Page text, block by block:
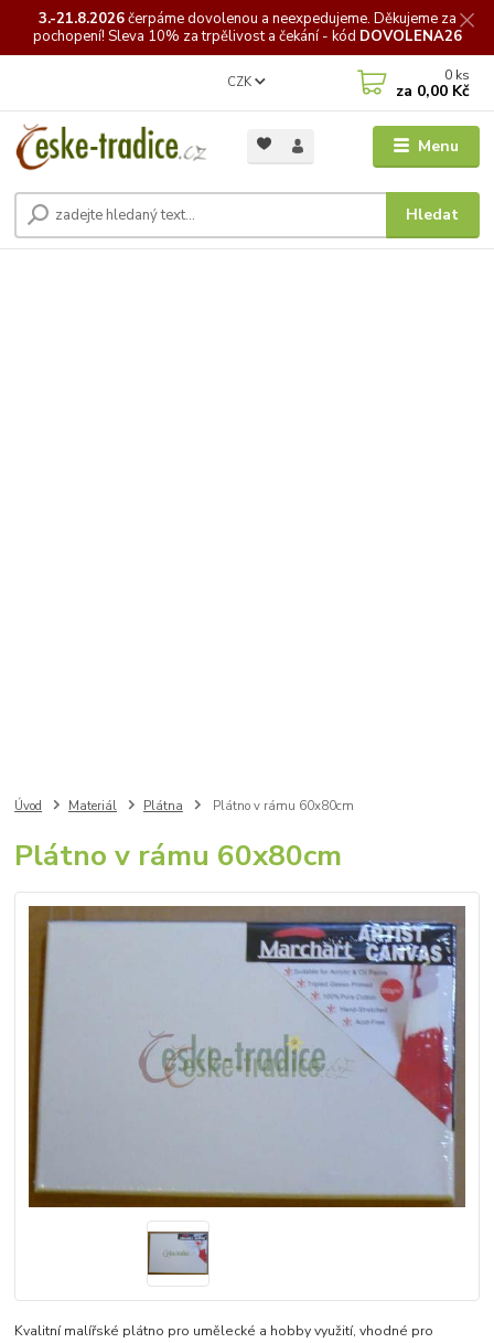
3.-21.8.2026čerpámedovolenou a neexpedujeme. Děkujeme za
pochopení! Sleva 10% za trpělivost a čekání - kód DOVOLENA26
Menu
CZK
Hledat
0 ks
za 0,00 Kč
Úvod Materiál Plátna Plátno v rámu 60x80cm
Plátno v rámu 60x80cm
Kvalitní malířské plátno pro umělecké a hobby využití, vhodné pro